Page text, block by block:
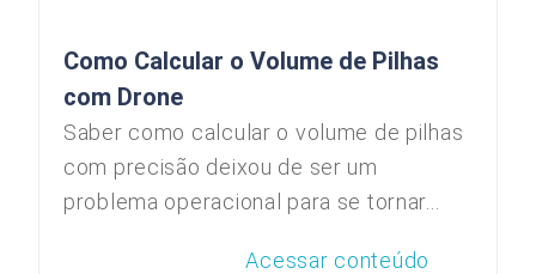
Como Calcular o Volume de Pilhas
com Drone
Saber como calcular o volume de pilhas
com precisão deixou de ser um
problema operacional para se tornar...
Acessar conteúdo